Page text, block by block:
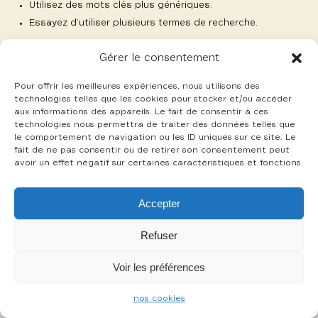
Gérer le consentement
Pour offrir les meilleures expériences, nous utilisons des
technologies telles que les cookies pour stocker et/ou accéder
aux informations des appareils. Le fait de consentir à ces
technologies nous permettra de traiter des données telles que
le comportement de navigation ou les ID uniques sur ce site. Le
fait de ne pas consentir ou de retirer son consentement peut
avoir un effet négatif sur certaines caractéristiques et fonctions.
Accepter
Refuser
Voir les préférences
nos cookies
Utilisez des mots clés plus génériques.
Essayez d’utiliser plusieurs termes de recherche.
-
mentions légales